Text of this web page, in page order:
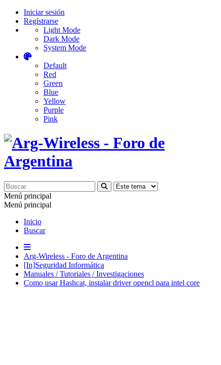
Iniciar sesión
Regístrarse
Light Mode
Dark Mode
System Mode
Default
Red
Green
Blue
Yellow
Purple
Pink
Menú principal
Menú principal
Inicio
Buscar
Arg-Wireless - Foro de Argentina
[In]Seguridad Informática
Manuales / Tutoriales / Investigaciones
Como usar Hashcat, instalar driver opencl para intel core